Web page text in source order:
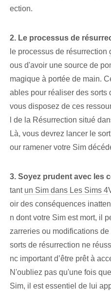
ection.
2. Le processus de
le processus de résurrection
ous d'avoir une source de
magique à portée de main.
ables pour réaliser des sorts
vous disposez de ces
l de la Résurrection situé
Là, vous devrez lancer le
our ramener votre Sim
3. Soyez prudent avec les
tant un Sim dans Les Sims 4
oir des conséquences
n dont votre Sim est mort, il
zarreries ou modifications
sorts de résurrection ne
nc important d’être prêt à
N'oubliez pas qu'une fois
Sim, il est essentiel de lui